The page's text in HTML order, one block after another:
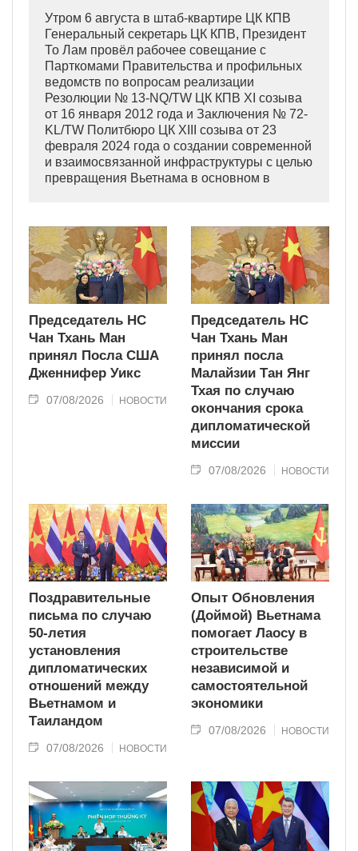
Утром 6 августа в штаб-квартире ЦК КПВ
Генеральный секретарь ЦК КПВ, Президент
То Лам провёл рабочее совещание с
Парткомами Правительства и профильных
ведомств по вопросам реализации
Резолюции № 13-NQ/TW ЦК КПВ XI созыва
от 16 января 2012 года и Заключения № 72-
KL/TW Политбюро ЦК XIII созыва от 23
февраля 2024 года о создании современной
и взаимосвязанной инфраструктуры с целью
превращения Вьетнама в основном в
Председатель НС
Чан Тхань Ман
принял Посла США
Дженнифер Уикс
07/08/2026 НОВОСТИ
Председатель НС
Чан Тхань Ман
принял посла
Малайзии Тан Янг
Тхая по случаю
окончания срока
дипломатической
миссии
07/08/2026 НОВОСТИ
Поздравительные
письма по случаю
50-летия
установления
дипломатических
отношений между
Вьетнамом и
Таиландом
07/08/2026 НОВОСТИ
Опыт Обновления
(Доймой) Вьетнама
помогает Лаосу в
строительстве
независимой и
самостоятельной
экономики
07/08/2026 НОВОСТИ